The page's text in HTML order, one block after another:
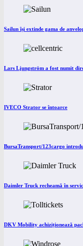
Sailun își extinde gama de
Lars Ljungström a fost numit
IVECO Strator se întoarce
BursaTransport/123cargo
Daimler Truck recheamă în
DKV Mobility achiziționează